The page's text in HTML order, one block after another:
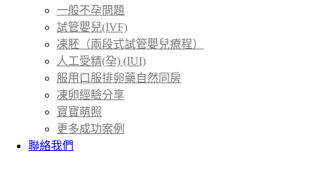
一般不孕問題
試管嬰兒(IVF)
凍胚（兩段式試管嬰兒療程）
人工受精(孕) (IUI)
服用口服排卵藥自然同房
凍卵經驗分享
寶寶萌照
更多成功案例
聯絡我們